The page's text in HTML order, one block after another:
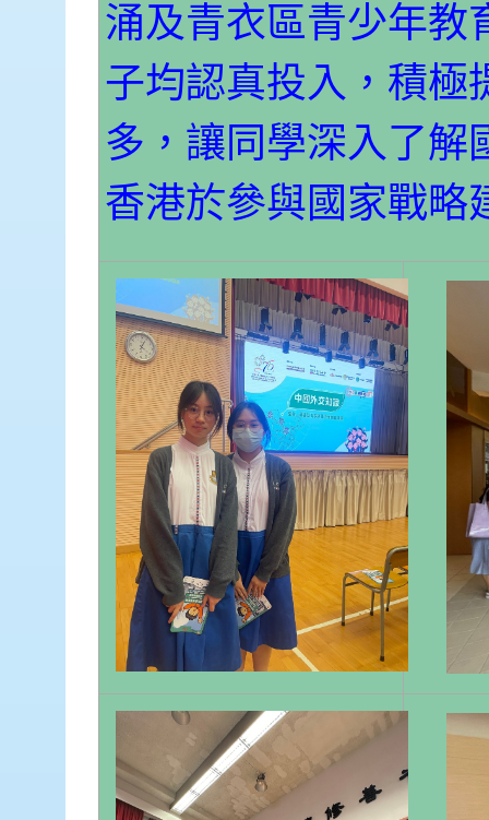
涌及青衣區青少年教
子均認真投入，積極
多，讓同學深入了解
香港於參與國家戰略